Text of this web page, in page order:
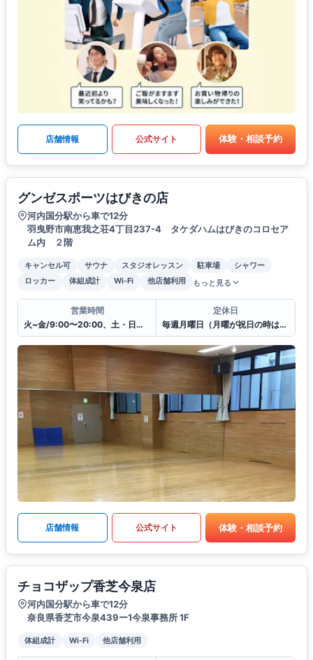
店舗情報 公式サイト 体験・相談予約
グンゼスポーツはびきの店
河内国分駅から車で12分
羽曳野市南恵我之荘4丁目237-4 タケダハムはびきのコロセア
ム内 ２階
キャンセル可 サウナ スタジオレッスン 駐車場
シャワー
ロッカー
体組成計 Wi-Fi 他店舗利用 もっと見る
営業時間
火~金/9:00〜20:00、土・日・祝日/9:00〜19:00
定休日
毎週月曜日（月曜が祝日の時は翌日）・年末年始・施設メンテナンス日 他
店舗情報 公式サイト 体験・相談予約
チョコザップ香芝今泉店
河内国分駅から車で12分
奈良県香芝市今泉439ー1今泉事務所 1F
体組成計 Wi-Fi 他店舗利用